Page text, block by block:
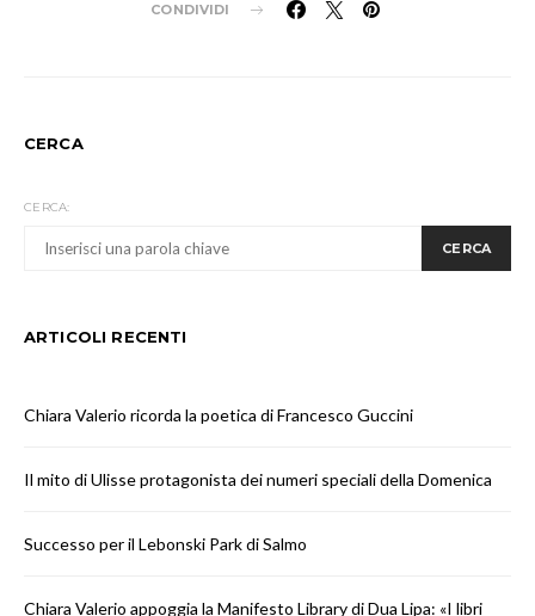
CONDIVIDI
CERCA
CERCA:
CERCA
ARTICOLI RECENTI
Chiara Valerio ricorda la poetica di Francesco Guccini
Il mito di Ulisse protagonista dei numeri speciali della Domenica
Successo per il Lebonski Park di Salmo
Chiara Valerio appoggia la Manifesto Library di Dua Lipa: «I libri